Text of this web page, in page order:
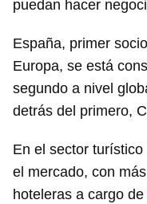
Para poder guardar
puedan hacer
España, primer
Europa, se está
segundo a nivel
detrás del primero,
En el sector
el mercado, con
hoteleras a cargo